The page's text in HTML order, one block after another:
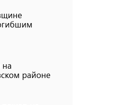
районе